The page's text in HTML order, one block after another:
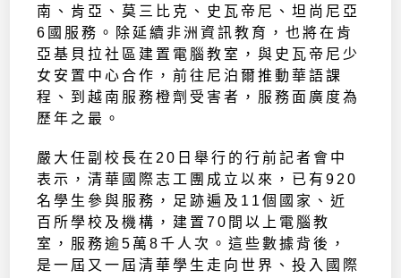
南、肯亞、莫三比克、史瓦帝尼、坦尚尼亞
6國服務。除延續非洲資訊教育，也將在肯
亞基貝拉社區建置電腦教室，與史瓦帝尼少
女安置中心合作，前往尼泊爾推動華語課
程、到越南服務橙劑受害者，服務面廣度為
歷年之最。
嚴大任副校長在20日舉行的行前記者會中
表示，清華國際志工團成立以來，已有920
名學生參與服務，足跡遍及11個國家、近
百所學校及機構，建置70間以上電腦教
室，服務逾5萬8千人次。這些數據背後，
是一屆又一屆清華學生走向世界、投入國際